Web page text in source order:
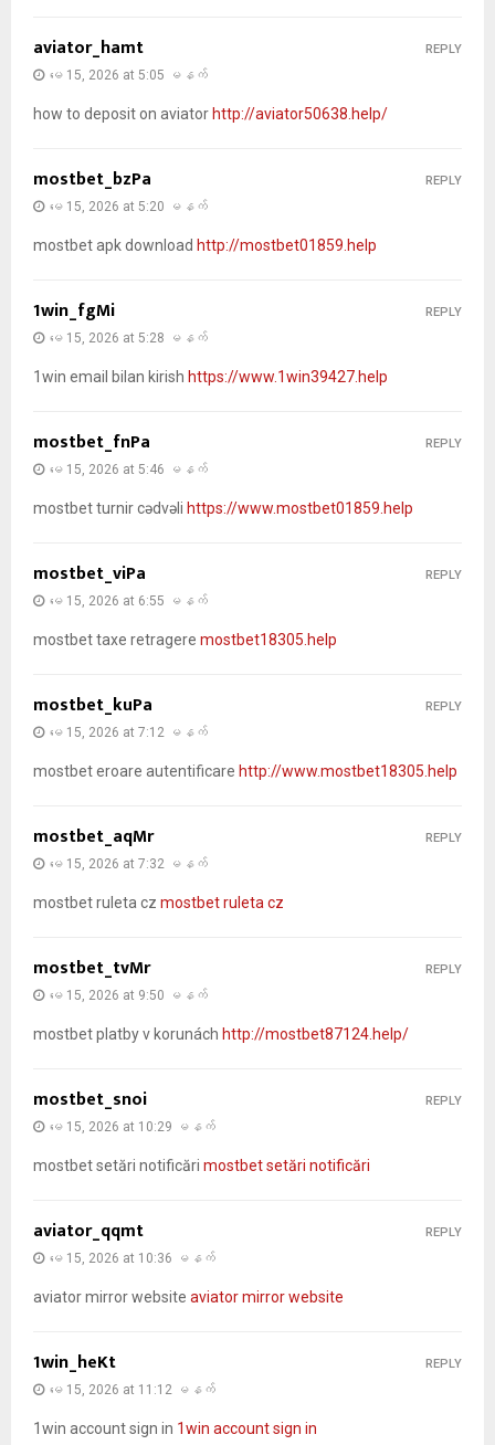
aviator_hamt
မေ 15, 2026 at 5:05 မနက်
how to deposit on aviator http://aviator50638.help/
REPLY
mostbet_bzPa
မေ 15, 2026 at 5:20 မနက်
mostbet apk download http://mostbet01859.help
REPLY
1win_fgMi
မေ 15, 2026 at 5:28 မနက်
1win email bilan kirish https://www.1win39427.help
REPLY
mostbet_fnPa
မေ 15, 2026 at 5:46 မနက်
mostbet turnir cədvəli https://www.mostbet01859.help
REPLY
mostbet_viPa
မေ 15, 2026 at 6:55 မနက်
mostbet taxe retragere mostbet18305.help
REPLY
mostbet_kuPa
မေ 15, 2026 at 7:12 မနက်
mostbet eroare autentificare http://www.mostbet18305.help
REPLY
mostbet_aqMr
မေ 15, 2026 at 7:32 မနက်
mostbet ruleta cz mostbet ruleta cz
REPLY
mostbet_tvMr
မေ 15, 2026 at 9:50 မနက်
mostbet platby v korunách http://mostbet87124.help/
REPLY
mostbet_snoi
မေ 15, 2026 at 10:29 မနက်
mostbet setări notificări mostbet setări notificări
REPLY
aviator_qqmt
မေ 15, 2026 at 10:36 မနက်
aviator mirror website aviator mirror website
REPLY
1win_heKt
မေ 15, 2026 at 11:12 မနက်
1win account sign in 1win account sign in
REPLY